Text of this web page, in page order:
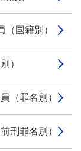
国籍別）
）
（罪名別）
刑罪名別）